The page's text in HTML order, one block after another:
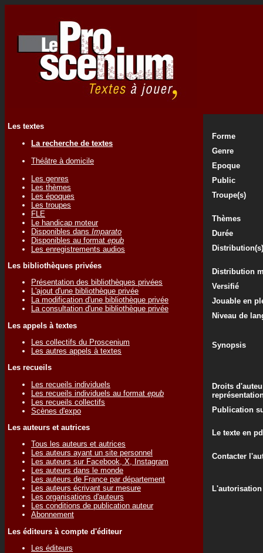
Les textes
La recherche de textes
Théâtre à domicile
Les genres
Les thèmes
Les époques
Les troupes
FLE
Le handicap moteur
Disponibles dans Imparato
Disponibles au format epub
Les enregistrements audios
Les bibliothèques privées
Présentation des bibliothèques privées
L'ajout d'une bibliothèque privée
La modification d'une bibliothèque privée
La consultation d'une bibliothèque privée
Les appels à textes
Les collectifs du Proscenium
Les autres appels à textes
Les recueils
Les recueils individuels
Les recueils individuels au format epub
Les recueils collectifs
Scènes d'expo
Les auteurs et autrices
Tous les auteurs et autrices
Les auteurs ayant un site personnel
Les auteurs sur Facebook, X, Instagram
Les auteurs dans le monde
Les auteurs de France par département
Les auteurs écrivant sur mesure
Les organisations d'auteurs
Les conditions de publication auteur
Abonnement
Les éditeurs à compte d'éditeur
Les éditeurs
Forme
Genre
Epoque
Public
Troupe(s)
Thèmes
Durée
Distribution(s)
Distribution
Versifié
Jouable en
Niveau de
Synopsis
Droits
Publication
Le texte en
Contacter
L'autorisation